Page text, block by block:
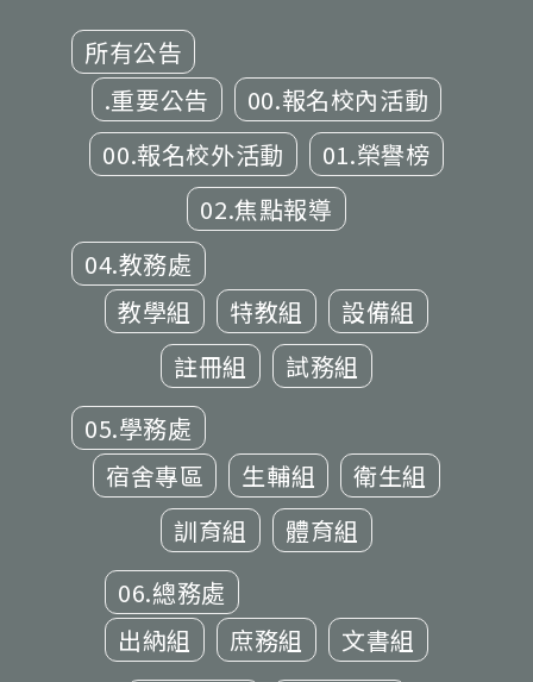
所有公告
.重要公告
00.報名校內活動
00.報名校外活動
01.榮譽榜
02.焦點報導
04.教務處
教學組
特教組
設備組
註冊組
試務組
05.學務處
宿舍專區
生輔組
衛生組
訓育組
體育組
06.總務處
出納組
庶務組 文書組